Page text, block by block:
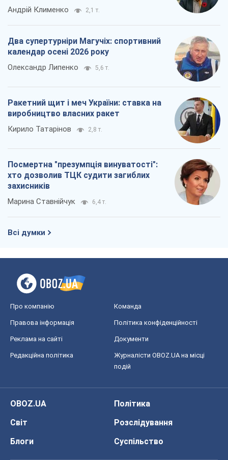
Андрій Клименко 2,1 т.
Два супертурніри Магучіх: спортивний
календар осені 2026 року
Олександр Липенко 5,6 т.
Ракетний щит і меч України: ставка на
виробництво власних ракет
Кирило Татарінов 2,8 т.
Посмертна "презумпція винуватості":
хто дозволив ТЦК судити загиблих
захисників
Марина Ставнійчук 6,4 т.
Всі думки
Про компанію Команда
Правова інформація Політика конфіденційності
Реклама на сайті Документи
Редакційна політика
Журналісти OBOZ.UA на місці
подій
OBOZ.UA
Політика
Світ
Розслідування
Блоги
Суспільство